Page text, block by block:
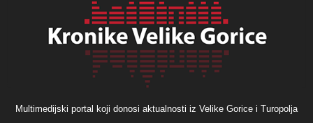
Multimedijski portal koji donosi aktualnosti iz Velike Gorice i Turopolja